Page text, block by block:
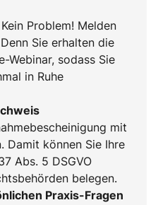
Problem! Melden
Sie erhalten die
Webinar, sodass Sie
in Ruhe
mit
Damit können Sie Ihre
Abs. 5 DSGVO
belegen.
Praxis-Fragen